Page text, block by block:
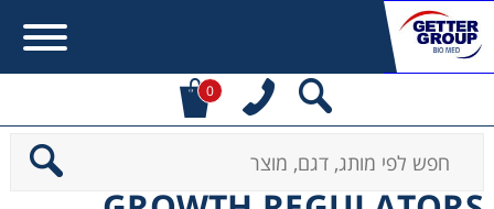
0
Error: Contact form not found.